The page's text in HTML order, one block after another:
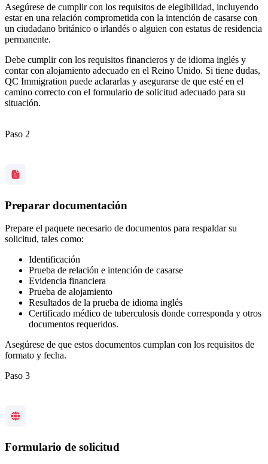
Asegúrese de cumplir con los requisitos de elegibilidad, incluyendo
estar en una relación comprometida con la intención de casarse con
un ciudadano británico o irlandés o alguien con estatus de residencia
permanente.
Debe cumplir con los requisitos financieros y de idioma inglés y
contar con alojamiento adecuado en el Reino Unido. Si tiene dudas,
QC Immigration puede aclararlas y asegurarse de que esté en el
camino correcto con el formulario de solicitud adecuado para su
situación.
Paso 2
Preparar documentación
Prepare el paquete necesario de documentos para respaldar su
solicitud, tales como:
Identificación
Prueba de relación e intención de casarse
Evidencia financiera
Prueba de alojamiento
Resultados de la prueba de idioma inglés
Certificado médico de tuberculosis donde corresponda y otros
documentos requeridos.
Asegúrese de que estos documentos cumplan con los requisitos de
formato y fecha.
Paso 3
Formulario de solicitud